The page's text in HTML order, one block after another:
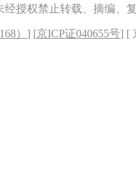
经授权禁止转载、摘编、
） ] [京ICP证040655号] [